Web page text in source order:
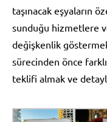
taşınacak eşyaların
sunduğu hizmetlere
değişkenlik
sürecinden önce
teklifi almak ve